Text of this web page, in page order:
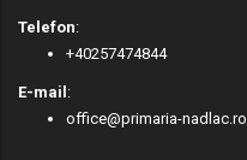
Telefon:
+40257474844
E-mail :
office@primaria-nadlac.ro